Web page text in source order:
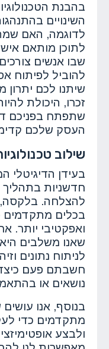
בהבנת
השינויים
לדוגמה, האם
לתוכן מותאם
שבו אנשים
להוביל לפיתוח
שיתנו לכם
זכרו, היכולת
שתפתח בפניכם
העסק שלכם
שילוב
בעידן הדיגיטלי
חדשניות
להצלחה.
בכלים מתקדמים
ואפקטיבי יותר.
לניתוח נתונים
נושאים או
בנוסף, אנו עושים
מתקדמים כדי
ולבצע